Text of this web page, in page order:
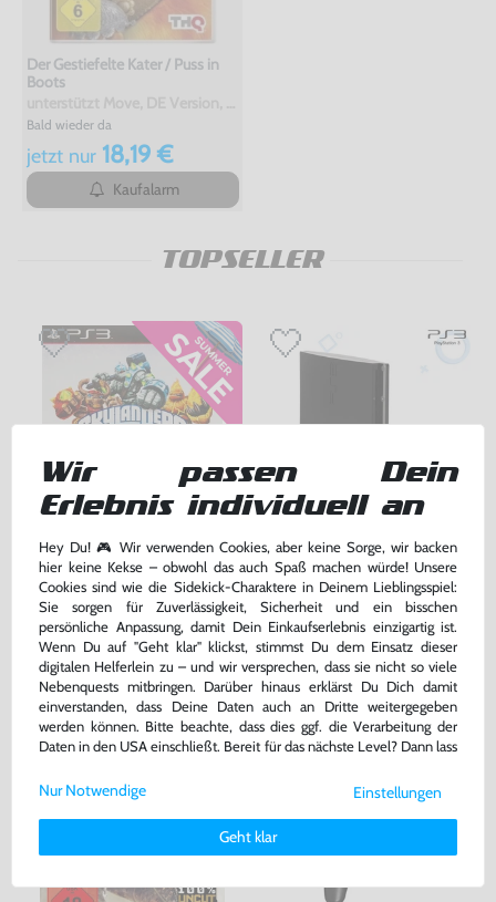
Der Gestiefelte Kater / Puss in
Boots
Bald wieder da
jetzt nur18,19 €
Kaufalarm
TOPSELLER
Skylanders: Giants
nur Software, DE Version, mit OVP, gebraucht
nur26,99 €
Warenkorb
Konsole Slim 160GB #schwarz +
Original Controller
gebraucht
nur129,99 €
Warenkorb
Wir passen Dein
Erlebnis individuell an
Hey Du! 🎮 Wir verwenden Cookies, aber keine Sorge, wir backen
hier keine Kekse – obwohl das auch Spaß machen würde! Unsere
Cookies sind wie die Sidekick-Charaktere in Deinem Lieblingsspiel:
Sie sorgen für Zuverlässigkeit, Sicherheit und ein bisschen
persönliche Anpassung, damit Dein Einkaufserlebnis einzigartig ist.
Wenn Du auf "Geht klar" klickst, stimmst Du dem Einsatz dieser
digitalen Helferlein zu – und wir versprechen, dass sie nicht so viele
Nebenquests mitbringen. Darüber hinaus erklärst Du Dich damit
einverstanden, dass Deine Daten auch an Dritte weitergegeben
werden können. Bitte beachte, dass dies ggf. die Verarbeitung der
Daten in den USA einschließt. Bereit für das nächste Level? Dann lass
Weitere Informationen zu den von uns verwendeten Cookies und
Deinen Rechten als Nutzer findest Du in unsererDaten­schutz­
Impressum.
Einstellungen
Geht klar
Nur Notwendige